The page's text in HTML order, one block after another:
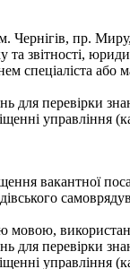
м. Чернігів, пр.
та звітності,
спеціаліста
для перевірки
управління
вакантної
мовою,
для перевірки
управління